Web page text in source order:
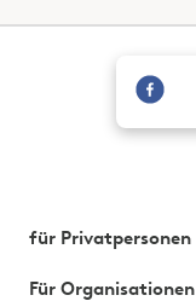
für Privatpersonen
Für Organisationen